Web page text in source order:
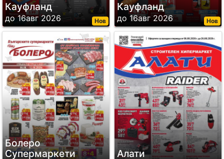
Нов
Кауфланд
до 16авг 2026 Нов
Кауфланд
до 16авг 2026
Болеро
Супермаркети
Алати